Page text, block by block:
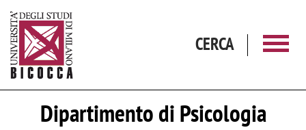
CERCA
Dipartimento di Psicologia